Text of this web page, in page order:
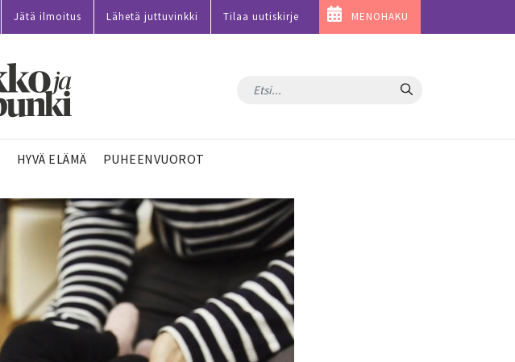
Jätä ilmoitus Lähetä juttuvinkki Tilaa uutiskirje MENOHAKU
Hae
HYVÄ ELÄMÄ PUHEENVUOROT